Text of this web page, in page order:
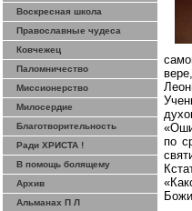
Воскресная школа
Православные чудеса
Ковчежец
Паломничество
Миссионерство
Милосердие
Благотворительность
Ради ХРИСТА !
В помощь болящему
Архив
Альманах П Л
по